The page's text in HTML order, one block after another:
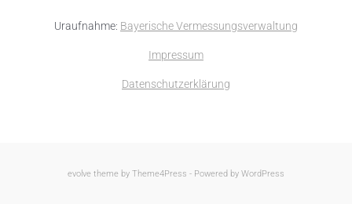
Uraufnahme: Bayerische Vermessungsverwaltung
Impressum
Datenschutzerklärung
evolve theme by Theme4Press - Powered by WordPress